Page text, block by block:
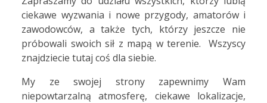
ciekawe wyzwania i nowe przygody, amatorów i
zawodowców, a także tych, którzy jeszcze nie
próbowali swoich sił z mapą w terenie. Wszyscy
znajdziecie tutaj coś dla siebie.
My ze swojej strony zapewnimy Wam
niepowtarzalną atmosferę, ciekawe lokalizacje,